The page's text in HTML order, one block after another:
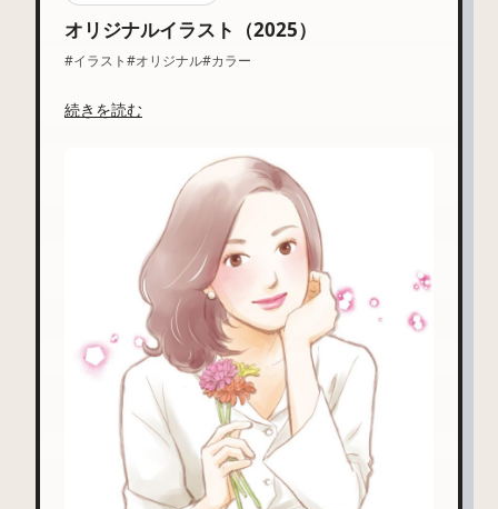
オリジナルイラスト（2025）
#イラスト#オリジナル#カラー
続きを読む